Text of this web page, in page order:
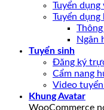
Tuyển dụng
Tuyển dụng
Ngân
Tuyển sinh
Đăng ký
Cẩm nang
Video
Khung Avatar
WooCommerce